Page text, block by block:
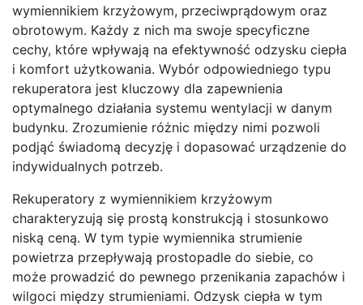
wymiennikiem krzyżowym, przeciwprądowym oraz
obrotowym. Każdy z nich ma swoje specyficzne
cechy, które wpływają na efektywność odzysku ciepła
i komfort użytkowania. Wybór odpowiedniego typu
rekuperatora jest kluczowy dla zapewnienia
optymalnego działania systemu wentylacji w danym
budynku. Zrozumienie różnic między nimi pozwoli
podjąć świadomą decyzję i dopasować urządzenie do
indywidualnych potrzeb.
Rekuperatory z wymiennikiem krzyżowym
charakteryzują się prostą konstrukcją i stosunkowo
niską ceną. W tym typie wymiennika strumienie
powietrza przepływają prostopadle do siebie, co
może prowadzić do pewnego przenikania zapachów i
wilgoci między strumieniami. Odzysk ciepła w tym